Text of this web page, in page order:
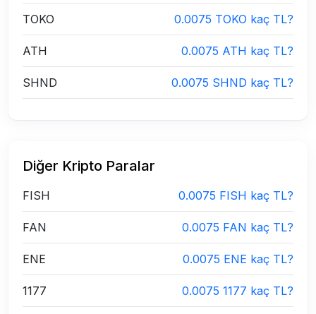
TOKO 0.0075 TOKO kaç TL?
ATH 0.0075 ATH kaç TL?
SHND 0.0075 SHND kaç TL?
Diğer Kripto Paralar
FISH 0.0075 FISH kaç TL?
FAN 0.0075 FAN kaç TL?
ENE 0.0075 ENE kaç TL?
1177 0.0075 1177 kaç TL?